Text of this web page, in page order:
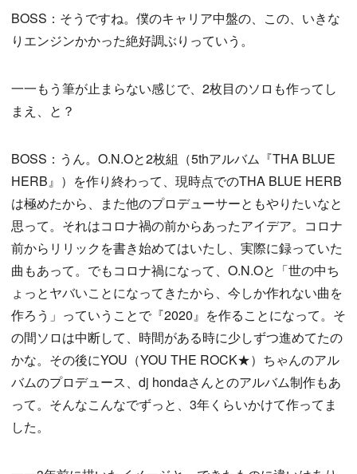
BOSS：そうですね。僕のキャリア中盤の、この、いきな
りエンジンかかった絶好調ぶりっていう。
一一もう筆が止まらない感じで、2枚目のソロも作ってし
まえ、と？
BOSS：うん。O.N.Oと2枚組（5thアルバム『THA BLUE
HERB』）を作り終わって、現時点でのTHA BLUE HERB
は極めたから、また他のプロデューサーともやりたいなと
思って。それはコロナ禍の前からあったアイデア。コロナ
前からリリックを書き始めてはいたし、実際に録っていた
曲もあって。でもコロナ禍になって、O.N.Oと「世の中ち
ょっとヤバいことになってきたから、今しか作れない曲を
作ろう」っていうことで『2020』を作ることになって。そ
の間ソロは中断して、時間がある時に少しずつ進めてたの
かな。その後にYOU（YOU THE ROCK★）ちゃんのアル
バムのプロデュース、dj hondaさんとのアルバム制作もあ
って。そんなこんなでずっと、3年くらいかけて作ってま
した。